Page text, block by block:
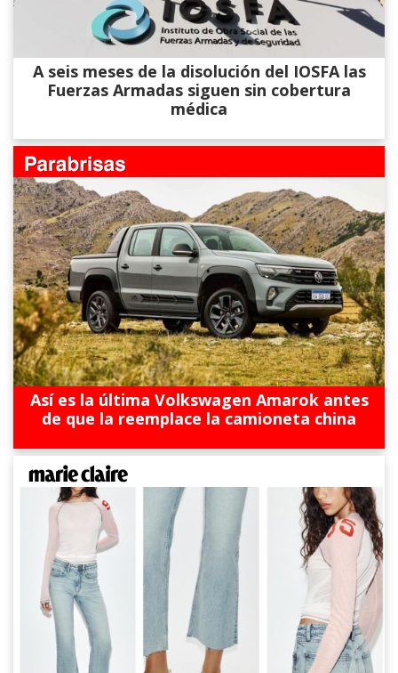
A seis meses de la disolución del IOSFA las
Fuerzas Armadas siguen sin cobertura
médica
Así es la última Volkswagen Amarok antes
de que la reemplace la camioneta china